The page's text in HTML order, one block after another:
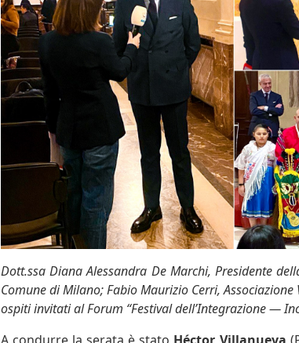
Dott.ssa Diana Alessandra De Marchi, Presidente
Comune di Milano; Fabio Maurizio Cerri,
ospiti invitati al Forum “Festival dell’Integrazione —